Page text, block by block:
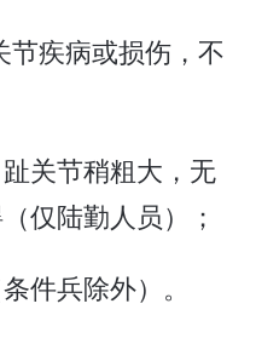
节疾病或损伤，不
关节稍粗大，无
仅陆勤人员）；
件兵除外）。